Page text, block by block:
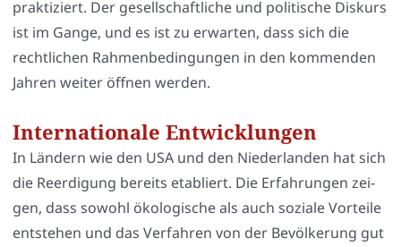
prak­ti­ziert. Der gesell­schaft­li­che und poli­ti­sche Dis­kurs
ist im Gan­ge, und es ist zu erwar­ten, dass sich die
recht­li­chen Rah­men­be­din­gun­gen in den kom­men­den
Jah­ren wei­ter öff­nen wer­den.
Internationale Entwicklungen
In Län­dern wie den USA und den Nie­der­lan­den hat sich
die Reer­di­gung bereits eta­bliert. Die Erfah­run­gen zei­
gen, dass sowohl öko­lo­gi­sche als auch sozia­le Vor­tei­le
ent­ste­hen und das Ver­fah­ren von der Bevöl­ke­rung gut